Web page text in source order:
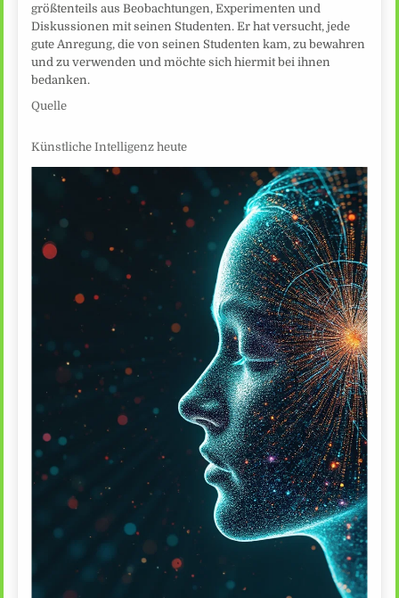
größtenteils aus Beobachtungen, Experimenten und
Diskussionen mit seinen Studenten. Er hat versucht, jede
gute Anregung, die von seinen Studenten kam, zu bewahren
und zu verwenden und möchte sich hiermit bei ihnen
bedanken.
Quelle
Künstliche Intelligenz heute